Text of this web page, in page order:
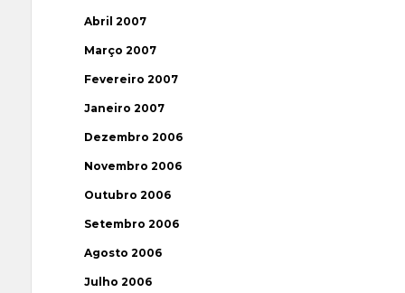
Abril 2007
Março 2007
Fevereiro 2007
Janeiro 2007
Dezembro 2006
Novembro 2006
Outubro 2006
Setembro 2006
Agosto 2006
Julho 2006